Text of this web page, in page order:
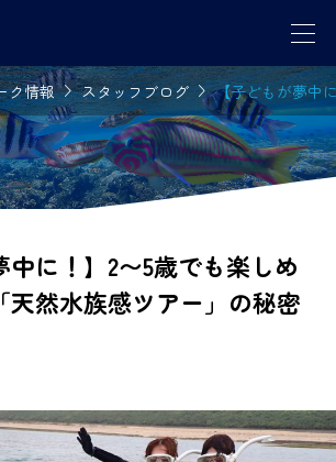
ク情報スタッフブログ【子どもが夢中
中に！】2〜5歳でも楽しめ
天然水族感ツアー」の秘密